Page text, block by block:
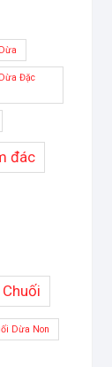
Đặc
đác
Dừa Non